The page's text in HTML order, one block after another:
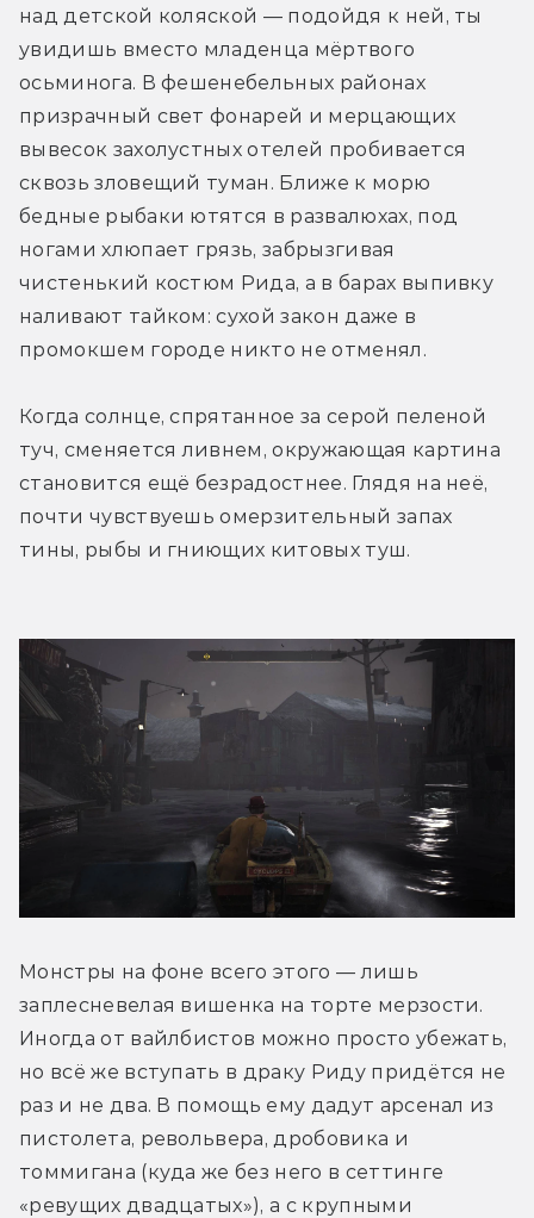
над детской коляской — подойдя к ней, ты
увидишь вместо младенца мёртвого
осьминога. В фешенебельных районах
призрачный свет фонарей и мерцающих
вывесок захолустных отелей пробивается
сквозь зловещий туман. Ближе к морю
бедные рыбаки ютятся в развалюхах, под
ногами хлюпает грязь, забрызгивая
чистенький костюм Рида, а в барах выпивку
наливают тайком: сухой закон даже в
промокшем городе никто не отменял.
Когда солнце, спрятанное за серой пеленой
туч, сменяется ливнем, окружающая картина
становится ещё безрадостнее. Глядя на неё,
почти чувствуешь омерзительный запах
тины, рыбы и гниющих китовых туш.
Монстры на фоне всего этого — лишь
заплесневелая вишенка на торте мерзости.
Иногда от вайлбистов можно просто убежать,
но всё же вступать в драку Риду придётся не
раз и не два. В помощь ему дадут арсенал из
пистолета, револьвера, дробовика и
томмигана (куда же без него в сеттинге
«ревущих двадцатых»), а с крупными